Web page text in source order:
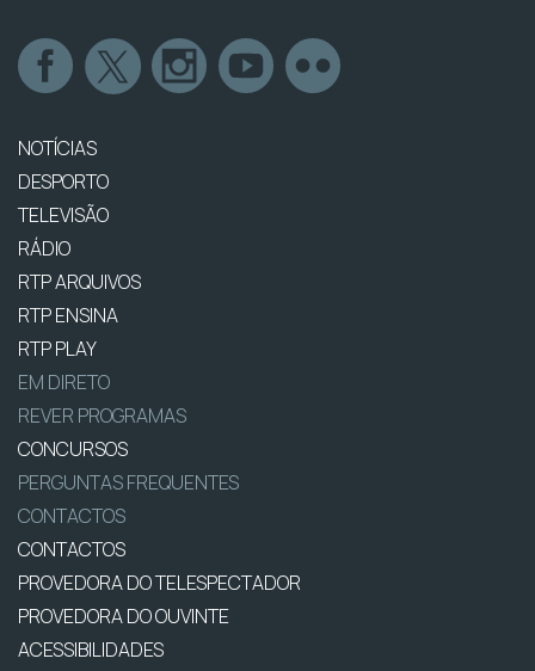
NOTÍCIAS
DESPORTO
TELEVISÃO
RÁDIO
RTP ARQUIVOS
RTP ENSINA
RTP PLAY
EM DIRETO
REVER PROGRAMAS
CONCURSOS
PERGUNTAS FREQUENTES
CONTACTOS
CONTACTOS
PROVEDORA DO TELESPECTADOR
PROVEDORA DO OUVINTE
ACESSIBILIDADES